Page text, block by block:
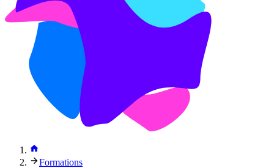
Formations